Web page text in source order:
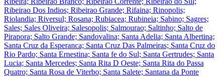
Ribeirao Dos Indios; Ribeirao Grande; Rifaina; Rinopolis;
Riolandia; Riversul; Rosana; Rubiacea; Rubineia; Sabino; Sagres;
Sales; Sales Oliveira; Salesopolis; Salmourao; Saltinho; Salto de
Pirapora; Salto Grande; Sandovalina; Santa Adelia; Santa Albertina;
Santa Cruz da Esperanca; Santa Cruz Das Palmeiras; Santa Cruz do
Rio Pardo; Santa Ernestina; Santa fe do Sul; Santa Gertrudes; Santa
Lucia; Santa Mercedes; Santa Rita D Oeste; Santa Rita do Passa
Quatro; Santa Rosa de Viterbo; Santa Salete; Santana da Ponte